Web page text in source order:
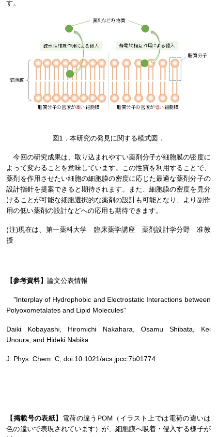
す。
図1．本研究の発見に関する模式図．
今回の研究成果は、取り込まれやすい薬剤分子が細胞膜の密度に
よって変わることを意味しています。この性質を利用することで、
薬剤を作用させたい細胞の細胞膜の密度に応じた最適な薬剤分子の
設計指針を提案できると期待されます。また、細胞膜の密度を見分
けることが可能な細胞選択的な薬剤の設計も可能となり、より副作
用の低い薬剤の設計などへの応用も期待できます。
(注)現在は、第一薬科大学 臨床薬学講座 薬剤設計学分野 准教
授
【参考資料】論文公表情報
"Interplay of Hydrophobic and Electrostatic Interactions between
Polyoxometalates and Lipid Molecules"
Daiki Kobayashi, Hiromichi Nakahara, Osamu Shibata, Kei
Unoura, and Hideki Nabika
J. Phys. Chem. C, doi:10.1021/acs.jpcc.7b01774
【掲載号の表紙】 電荷の違うPOM（イラスト上では電荷の違いは
色の違いで表現されています）が、細胞膜へ吸着・侵入する様子が